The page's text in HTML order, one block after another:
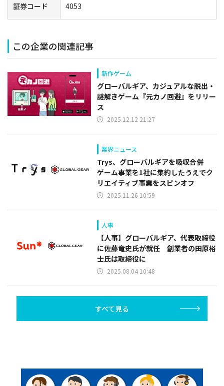
証券コード 4053
この企業の関連記事
新作ゲーム
グローバルギア、カジュアルな脱出・
謎解きゲーム『元カノ回避』をリリー
ス
2025.12.12 21:27
業界ニュース
Trys、グローバルギアを吸収合併
ゲーム事業を1社に集約したうえでク
リエイティブ事業をスピンオフ
2025.11.26 10:59
人事
【人事】グローバルギア、代表取締役
に佐藤竜史氏が就任 創業者の田原裕
士氏は取締役に
2025.08.04 10:48
すべて見る